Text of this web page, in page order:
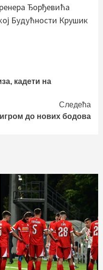
Ђорђевића
Будућности Крушик
кадети на
Следећа
до нових бодова